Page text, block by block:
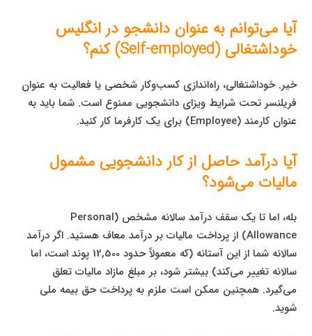
آیا می‌توانم به عنوان دانشجو در انگلیس
خوداشتغالی (Self-employed) کنم؟
خیر. خوداشتغالی، راه‌اندازی کسب‌وکار شخصی یا فعالیت به عنوان
فریلنسر تحت شرایط ویزای دانشجویی ممنوع است. شما باید به
عنوان کارمند (Employee) برای یک کارفرما کار کنید.
آیا درآمد حاصل از کار دانشجویی مشمول
مالیات می‌شود؟
بله، اما تا یک سقف درآمد سالانه مشخص (Personal
Allowance) از پرداخت مالیات بر درآمد معاف هستید. اگر درآمد
سالانه شما از این آستانه (که معمولاً حدود 12,500 پوند است، اما
سالانه تغییر می‌کند) بیشتر شود، بر مبلغ مازاد مالیات تعلق
می‌گیرد. همچنین ممکن است ملزم به پرداخت حق بیمه ملی
شوید.